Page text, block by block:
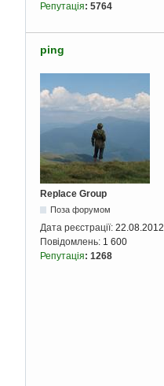
Репутація: 5764
ping
Replace Group
Поза форумом
Дата реєстрації: 22.08.2012
Повідомлень: 1 600
Репутація: 1268